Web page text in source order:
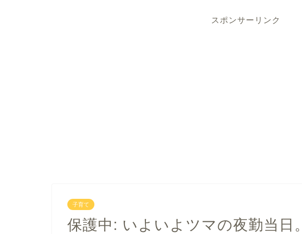
スポンサーリンク
子育て
保護中: いよいよツマの夜勤当日。